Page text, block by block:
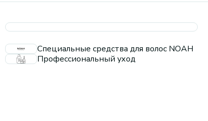
Специальные средства для волос NOAH
Профессиональный уход